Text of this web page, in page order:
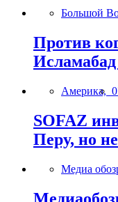
Большой
Против
Америка,
SOFAZ
Перу, но
Медиа